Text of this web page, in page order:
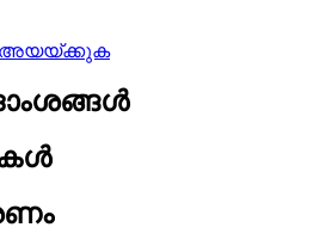
അയയ്ക്കുക